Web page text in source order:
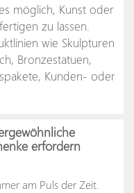
möglich, Kunst oder
zu lassen.
wie Skulpturen
Bronzestatuen,
Kunden- oder
erfordern
am Puls der Zeit.